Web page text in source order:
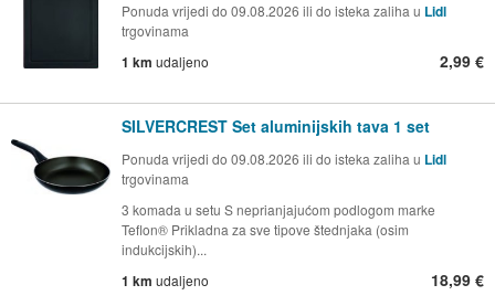
Ponuda vrijedi do 09.08.2026 ili do isteka zaliha u Lidl
trgovinama
1 km udaljeno 2,99 €
SILVERCREST Set aluminijskih tava 1 set
Ponuda vrijedi do 09.08.2026 ili do isteka zaliha u Lidl
trgovinama
3 komada u setu S neprianjajućom podlogom marke
Teflon® Prikladna za sve tipove štednjaka (osim
indukcijskih)...
1 km udaljeno 18,99 €